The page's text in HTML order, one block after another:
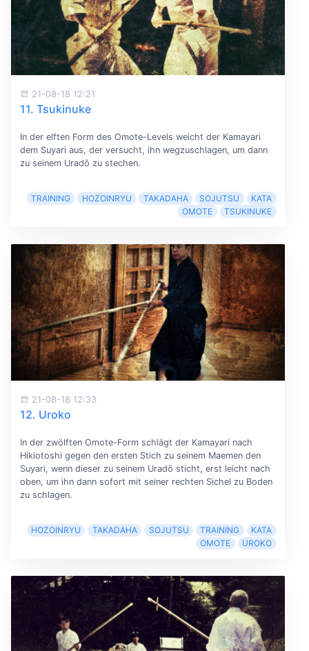
21-08-18 12:21
11. Tsukinuke
In der elften Form des Omote-Levels weicht der Kamayari
dem Suyari aus, der versucht, ihn wegzuschlagen, um dann
zu seinem Uradō zu stechen.
TRAINING HOZOINRYU TAKADAHA SOJUTSU
KATA
OMOTE
TSUKINUKE
21-08-18 12:33
12. Uroko
In der zwölften Omote-Form schlägt der Kamayari nach
Hikiotoshi gegen den ersten Stich zu seinem Maemen den
Suyari, wenn dieser zu seinem Uradō sticht, erst leicht nach
oben, um ihn dann sofort mit seiner rechten Sichel zu Boden
zu schlagen.
HOZOINRYU TAKADAHA SOJUTSU TRAINING
KATA
OMOTE
UROKO